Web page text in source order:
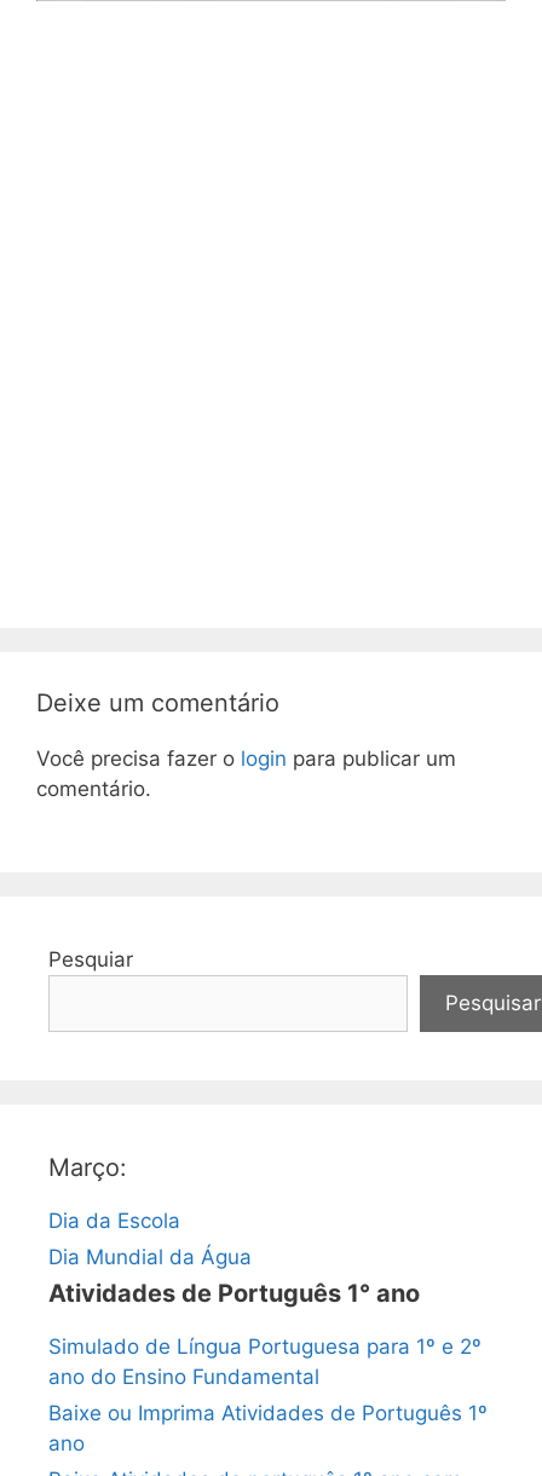
Deixe um comentário
Você precisa fazer o login para publicar um
comentário.
Pesquiar
Pesquisar
Março:
Dia da Escola
Dia Mundial da Água
Atividades de Português 1° ano
Simulado de Língua Portuguesa para 1º e 2º
ano do Ensino Fundamental
Baixe ou Imprima Atividades de Português 1º
ano